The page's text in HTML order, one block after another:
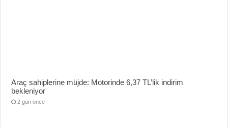
Araç sahiplerine müjde: Motorinde 6,37 TL’lik indirim
bekleniyor
2 gün önce